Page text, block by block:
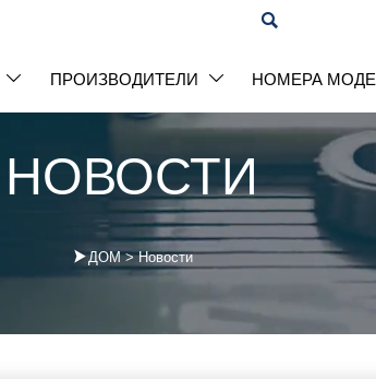
НОВОСТИ
ДОМ>Новости

 ПРОИЗВОДИТЕЛИ  НОМЕРА